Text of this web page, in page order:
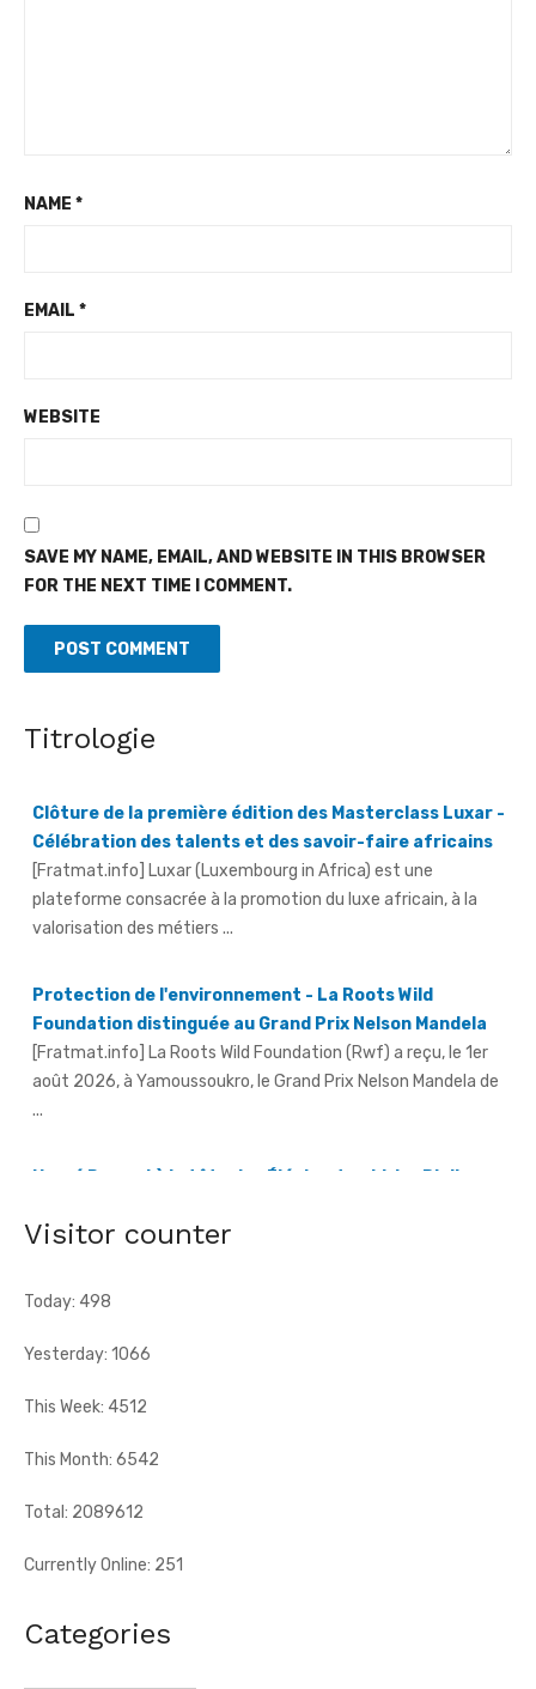
NAME *
EMAIL *
WEBSITE
SAVE MY NAME, EMAIL, AND WEBSITE IN THIS BROWSER
FOR THE NEXT TIME I COMMENT.
Titrologie
Clôture de la première édition des Masterclass Luxar -
Célébration des talents et des savoir-faire africains
plateforme consacrée à la promotion du luxe africain, à la
valorisation des métiers ...
Protection de l'environnement - La Roots Wild
août 2026, à Yamoussoukro, le Grand Prix Nelson Mandela de
...
Hervé Renard à la tête des Éléphants - Idriss Diallo
Visitor counter
Today: 498
Yesterday: 1066
This Week: 4512
This Month: 6542
Total: 2089612
Currently Online: 251
Categories